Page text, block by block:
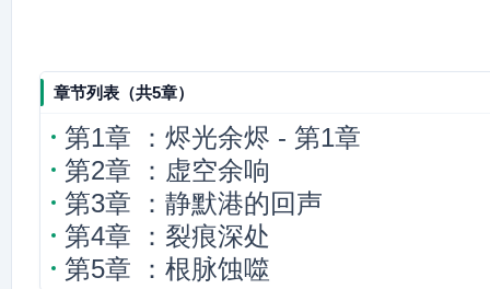
章节列表（共5章）
第1章 ：烬光余烬 - 第1章
第2章 ：虚空余响
第3章 ：静默港的回声
第4章 ：裂痕深处
第5章 ：根脉蚀噬